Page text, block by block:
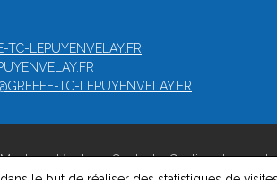
TC-LEPUYENVELAY.FR
TC-LEPUYENVELAY.FR
Mentions légales-Contact-Gestion des